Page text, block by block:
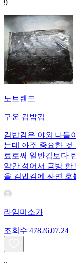
9
노브랜드
구운 김밥김
김밥김은 야외 나들
는데 아주 중요한 것
료로써 일반김보다
약간 섞어서 금방 한
을 김밥김에 싸면 호
라임미소가
조회수 47826.07.24